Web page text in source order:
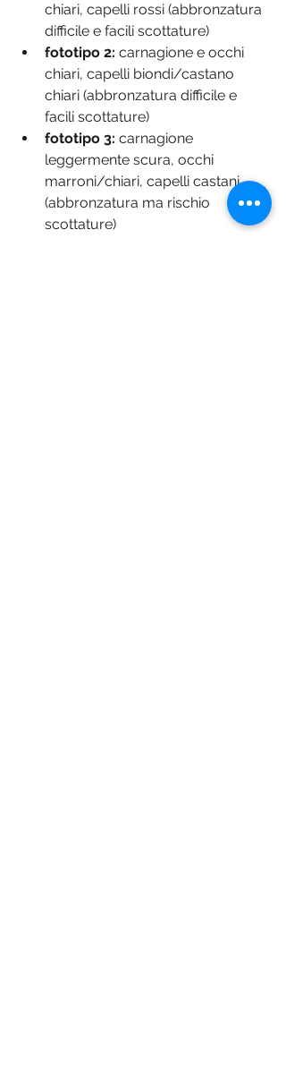
chiari, capelli rossi (abbronzatura
difficile e facili scottature)
fototipo 2: carnagione e occhi
chiari, capelli biondi/castano
chiari (abbronzatura difficile e
facili scottature)
fototipo 3: carnagione
leggermente scura, occhi
marroni/chiari, capelli castani
(abbronzatura ma rischio
scottature)